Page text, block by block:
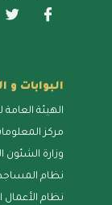
البوابات و
الهيئة
مركز
وزارة الشئون
نظام
نظام الأعمال